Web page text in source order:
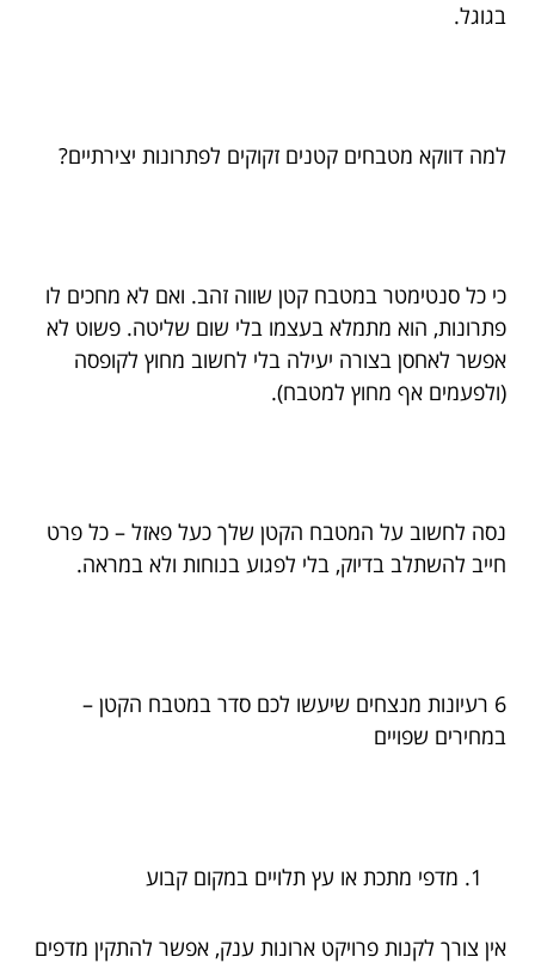
בגוגל.
למה דווקא מטבחים קטנים זקוקים לפתרונות יצירתיים?
כי כל סנטימטר במטבח קטן שווה זהב. ואם לא מחכים לו
פתרונות, הוא מתמלא בעצמו בלי שום שליטה. פשוט לא
אפשר לאחסן בצורה יעילה בלי לחשוב מחוץ לקופסה
(ולפעמים אף מחוץ למטבח).
נסה לחשוב על המטבח הקטן שלך כעל פאזל – כל פרט
חייב להשתלב בדיוק, בלי לפגוע בנוחות ולא במראה.
6 רעיונות מנצחים שיעשו לכם סדר במטבח הקטן –
במחירים שפויים
מדפי מתכת או עץ תלויים במקום קבוע
אין צורך לקנות פרויקט ארונות ענק, אפשר להתקין מדפים